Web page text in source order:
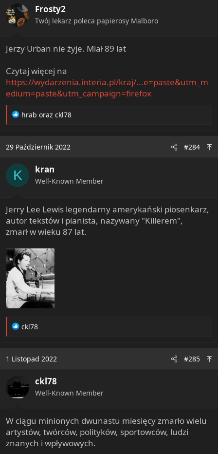
o
n
s
Frosty2
Twój lekarz poleca papierosy Malboro
Jerzy Urban nie żyje. Miał 89 lat
Czytaj więcej na
https://wydarzenia.interia.pl/kraj/...e=paste&utm_m
edium=paste&utm_campaign=firefox
R
t
o
n
s
hrab oraz ckl78
29 Październik 2022 #284
K kran
Well-Known Member
Jerry Lee Lewis legendarny amerykański piosenkarz,
autor tekstów i pianista, nazywany "Killerem",
zmarł w wieku 87 lat.
R
t
o
s
ckl78
1 Listopad 2022 #285
ckl78
Well-Known Member
W ciągu minionych dwunastu miesięcy zmarło wielu
artystów, twórców, polityków, sportowców, ludzi
znanych i wpływowych.